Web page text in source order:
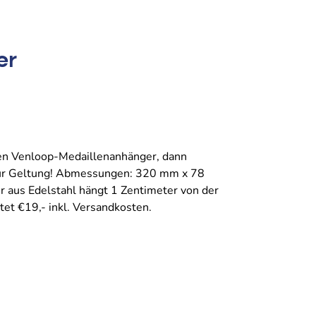
Venloop-Medaillenanhänger, dann
Geltung! Abmessungen: 320 mm x 78
Edelstahl hängt 1 Zentimeter von der
€19,- inkl. Versandkosten.